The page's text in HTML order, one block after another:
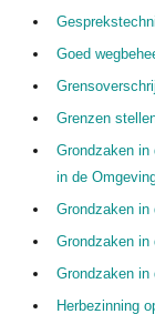
Goed
Grenzen
Grondzaken in
in de
Grondzaken in
Grondzaken in
Grondzaken in
Herbezinning